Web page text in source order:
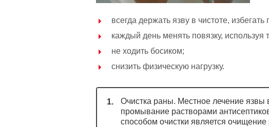
всегда держать язву в чистоте,
каждый день менять повязку,
не ходить босиком;
снизить физическую нагрузку.
Очистка раны. Местное лечение
промывание растворами
способом очистки является